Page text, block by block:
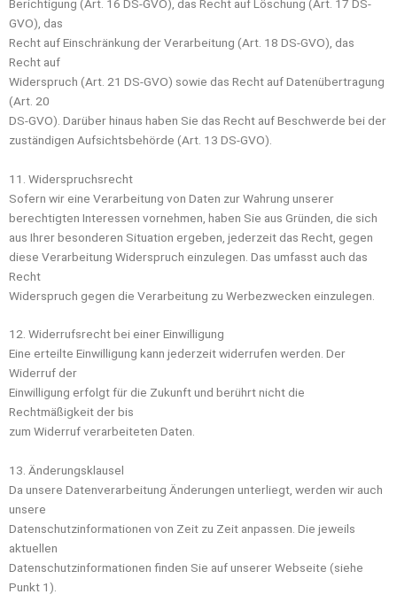
Berichtigung (Art. 16 DS-GVO), das Recht auf Löschung (Art. 17 DS-
GVO), das
Recht auf Einschränkung der Verarbeitung (Art. 18 DS-GVO), das
Recht auf
Widerspruch (Art. 21 DS-GVO) sowie das Recht auf Datenübertragung
(Art. 20
DS-GVO). Darüber hinaus haben Sie das Recht auf Beschwerde bei der
zuständigen Aufsichtsbehörde (Art. 13 DS-GVO).
11. Widerspruchsrecht
Sofern wir eine Verarbeitung von Daten zur Wahrung unserer
berechtigten Interessen vornehmen, haben Sie aus Gründen, die sich
aus Ihrer besonderen Situation ergeben, jederzeit das Recht, gegen
diese Verarbeitung Widerspruch einzulegen. Das umfasst auch das
Recht
Widerspruch gegen die Verarbeitung zu Werbezwecken einzulegen.
12. Widerrufsrecht bei einer Einwilligung
Eine erteilte Einwilligung kann jederzeit widerrufen werden. Der
Widerruf der
Einwilligung erfolgt für die Zukunft und berührt nicht die
Rechtmäßigkeit der bis
zum Widerruf verarbeiteten Daten.
13. Änderungsklausel
Da unsere Datenverarbeitung Änderungen unterliegt, werden wir auch
unsere
Datenschutzinformationen von Zeit zu Zeit anpassen. Die jeweils
aktuellen
Datenschutzinformationen finden Sie auf unserer Webseite (siehe
Punkt 1).